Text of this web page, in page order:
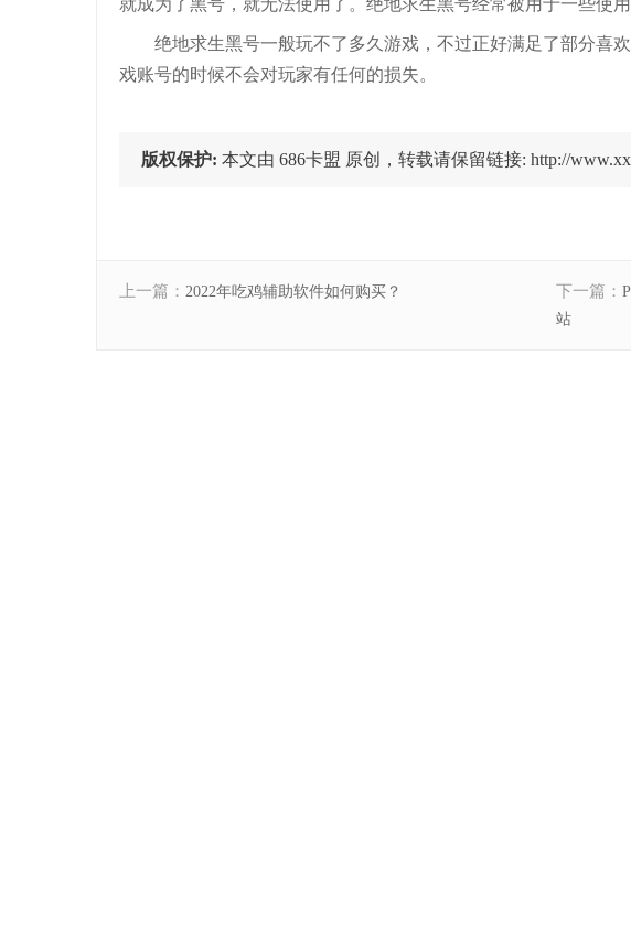
就成为了黑号，就无法使用了。绝地求生黑号经常被用于一些使
绝地求生黑号一般玩不了多久游戏，不过正好满足了部分喜
戏账号的时候不会对玩家有任何的损失。
版权保护: 本文由 686卡盟 原创，转载请保留链接: http://
上一篇： 2022年吃鸡辅助软件如何购买？ 下一篇：
站